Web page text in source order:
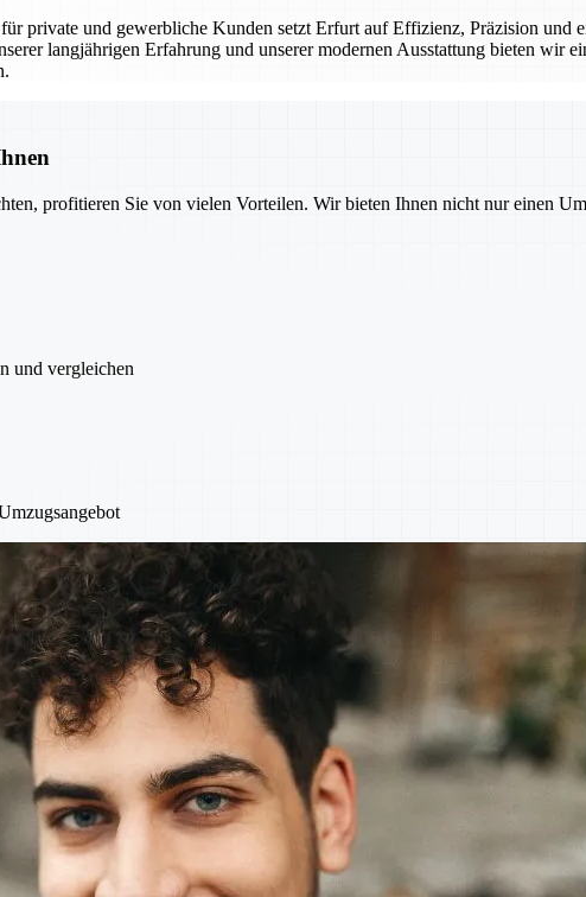
private und gewerbliche Kunden setzt Erfurt auf Effizienz, Präzision und
langjährigen Erfahrung und unserer modernen Ausstattung bieten wir
profitieren Sie von vielen Vorteilen. Wir bieten Ihnen nicht nur einen
und vergleichen